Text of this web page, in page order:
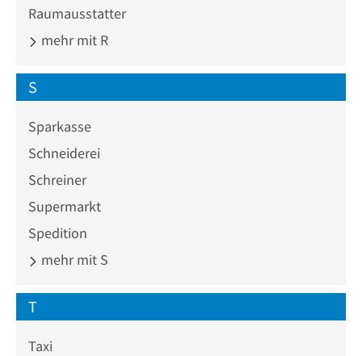
Raumausstatter
mehr mit R
S
Sparkasse
Schneiderei
Schreiner
Supermarkt
Spedition
mehr mit S
T
Taxi